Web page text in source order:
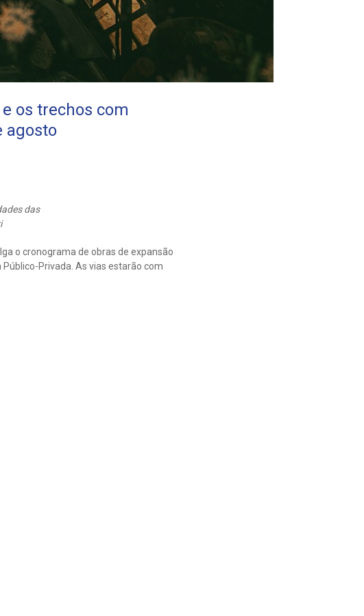
os trechos com
agosto
das
o cronograma de obras de expansão
Privada. As vias estarão com